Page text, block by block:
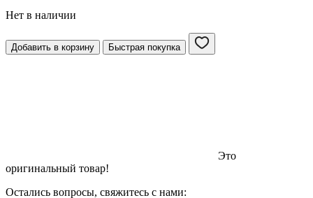
Нет в наличии
Добавить в корзину Быстрая покупка
Это
оригинальный товар!
Остались вопросы, свяжитесь с нами: